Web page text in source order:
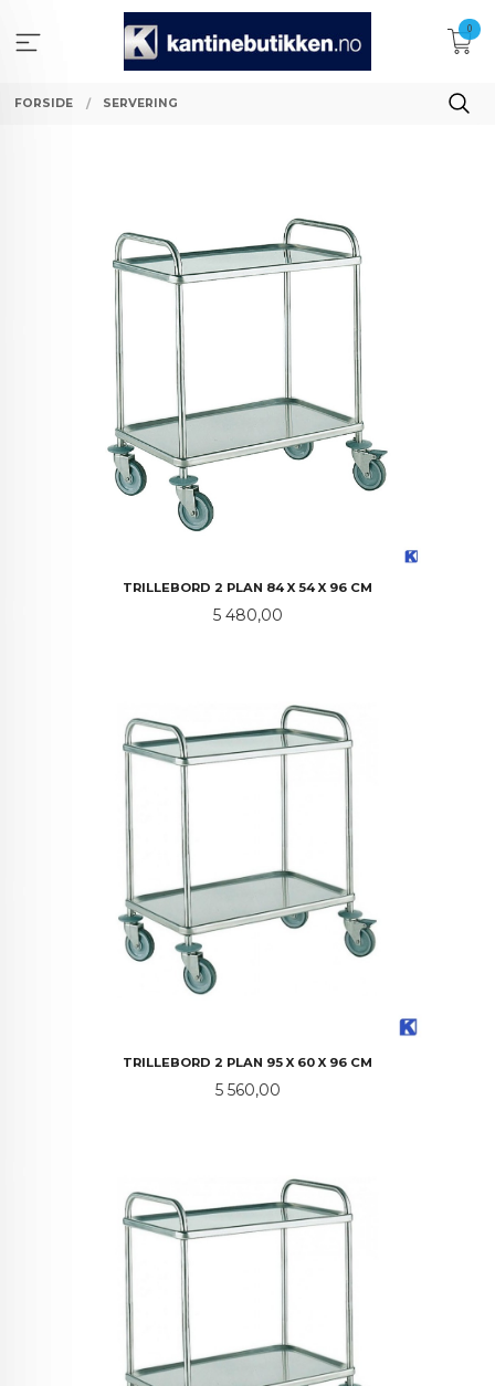
innholdet
0
FORSIDE SERVERING
TRILLEBORD 2 PLAN 84 X 54 X 96 CM
Pris
5 480,00
TRILLEBORD 2 PLAN 95 X 60 X 96 CM
Pris
5 560,00